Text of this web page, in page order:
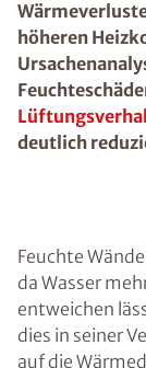
höheren
deutlich
Feuchte
da Wasser
entweichen
dies in seiner
auf die